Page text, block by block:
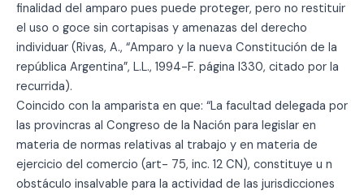
finalidad del amparo pues puede proteger, pero no restituir
el uso o goce sin cortapisas y amenazas del derecho
individuar (Rivas, A., “Amparo y la nueva Constitución de la
república Argentina”, L.L., 1994-F. página I330, citado por la
recurrida).
Coincido con la amparista en que: “La facultad delegada por
las provincras al Congreso de la Nación para legislar en
materia de normas relativas al trabajo y en materia de
ejercicio del comercio (art- 75, inc. 12 CN), constituye u n
obstáculo insalvable para la actividad de las jurisdicciones